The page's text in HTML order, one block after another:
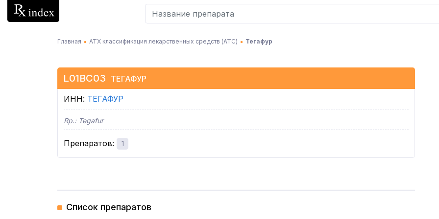
Главная АТХ классификация лекарственных средств (АТC) Тегафур
L01BC03 ТЕГАФУР
ИНН: ТЕГАФУР
Rp.: Tegafur
Препаратов: 1
Список препаратов